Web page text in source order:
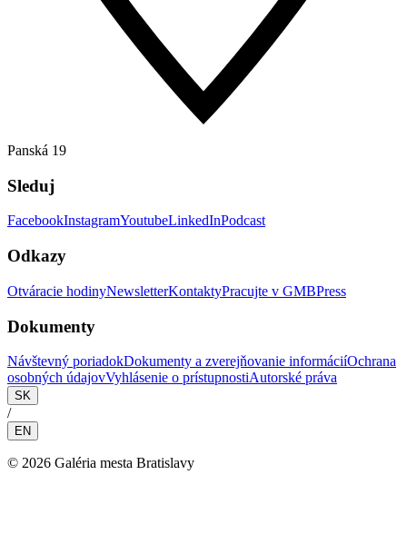
Panská 19
Sleduj
FacebookInstagramYoutubeLinkedInPodcast
Odkazy
Otváracie hodinyNewsletterKontaktyPracujte v GMBPress
Dokumenty
Návštevný poriadokDokumenty a zverejňovanie informáciíOchrana
osobných údajovVyhlásenie o prístupnostiAutorské práva
SK
/
EN
© 2026 Galéria mesta Bratislavy